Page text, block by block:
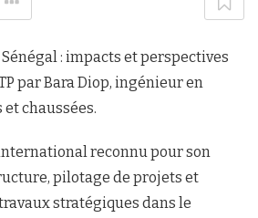
: impacts et perspectives
par Bara Diop, ingénieur en
chaussées.
reconnu pour son
pilotage de projets et
stratégiques dans le